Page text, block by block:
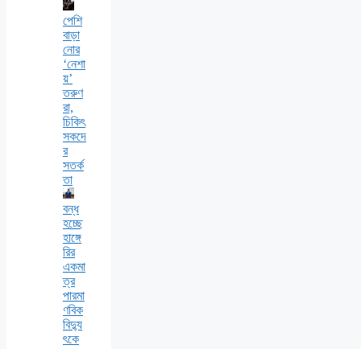
পেশি
বাড়া
নোর
‘নেশা
য়’
তরুণ
রা,
চিকিৎ
সকদে
র
সতর্ক
তা
বন্ধ
হচ্ছে
হাঙ্গে
রির
একমা
ত্র
পারমা
ণবিক
বিদ্যু
ৎকে